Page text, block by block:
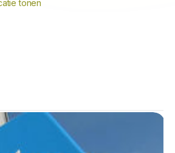
tonen